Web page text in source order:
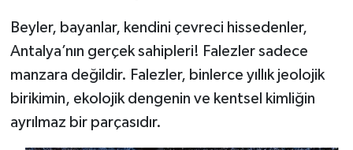
Beyler, bayanlar, kendini çevreci hissedenler,
Antalya’nın gerçek sahipleri! Falezler sadece
manzara değildir. Falezler, binlerce yıllık jeolojik
birikimin, ekolojik dengenin ve kentsel kimliğin
ayrılmaz bir parçasıdır.